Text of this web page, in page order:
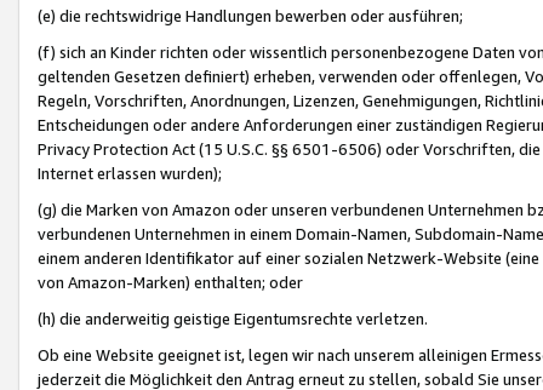
(e) die rechtswidrige Handlungen bewerben oder ausführen;
(f) sich an Kinder richten oder wissentlich personenbezogene Daten
geltenden Gesetzen definiert) erheben, verwenden oder offenlegen,
Regeln, Vorschriften, Anordnungen, Lizenzen, Genehmigungen,
Entscheidungen oder andere Anforderungen einer zuständigen
Privacy Protection Act (15 U.S.C. §§ 6501-6506) oder Vorschriften,
Internet erlassen wurden);
(g) die Marken von Amazon oder unseren verbundenen Unternehmen
verbundenen Unternehmen in einem Domain-Namen, Subdomain-
einem anderen Identifikator auf einer sozialen Netzwerk-Website
von Amazon-Marken) enthalten; oder
(h) die anderweitig geistige Eigentumsrechte verletzen.
Ob eine Website geeignet ist, legen wir nach unserem alleinigen
jederzeit die Möglichkeit den Antrag erneut zu stellen, sobald Sie